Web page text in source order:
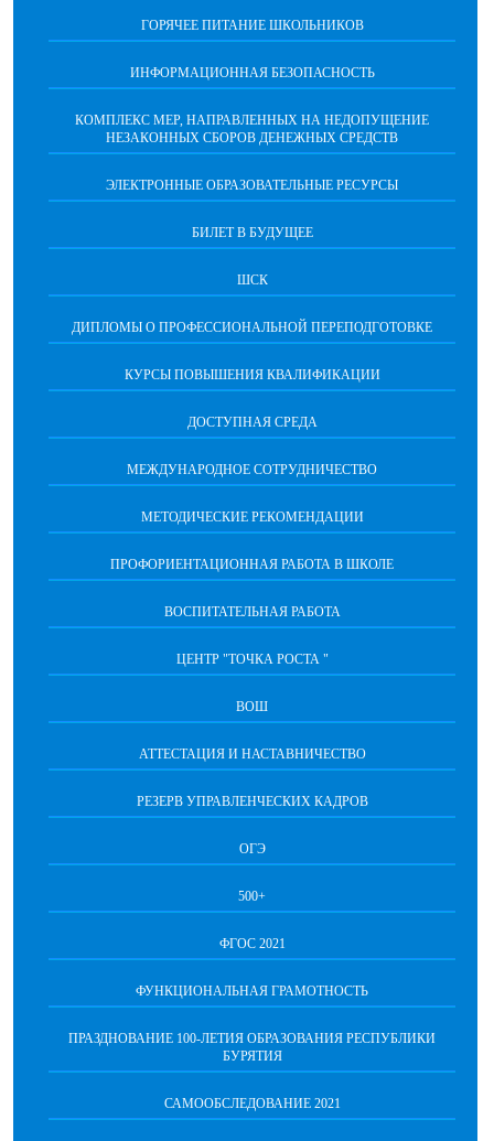
ГОРЯЧЕЕ ПИТАНИЕ ШКОЛЬНИКОВ
ИНФОРМАЦИОННАЯ БЕЗОПАСНОCТЬ
КОМПЛЕКС МЕР, НАПРАВЛЕННЫХ НА НЕДОПУЩЕНИЕ
НЕЗАКОННЫХ СБОРОВ ДЕНЕЖНЫХ СРЕДСТВ
ЭЛЕКТРОННЫЕ ОБРАЗОВАТЕЛЬНЫЕ РЕСУРСЫ
БИЛЕТ В БУДУЩЕЕ
ШСК
ДИПЛОМЫ О ПРОФЕССИОНАЛЬНОЙ ПЕРЕПОДГОТОВКЕ
КУРСЫ ПОВЫШЕНИЯ КВАЛИФИКАЦИИ
ДОСТУПНАЯ СРЕДА
МЕЖДУНАРОДНОЕ СОТРУДНИЧЕСТВО
МЕТОДИЧЕСКИЕ РЕКОМЕНДАЦИИ
ПРОФОРИЕНТАЦИОННАЯ РАБОТА В ШКОЛЕ
ВОСПИТАТЕЛЬНАЯ РАБОТА
ЦЕНТР "ТОЧКА РОСТА "
ВОШ
АТТЕСТАЦИЯ И НАСТАВНИЧЕСТВО
РЕЗЕРВ УПРАВЛЕНЧЕСКИХ КАДРОВ
ОГЭ
500+
ФГОС 2021
ФУНКЦИОНАЛЬНАЯ ГРАМОТНОСТЬ
ПРАЗДНОВАНИЕ 100-ЛЕТИЯ ОБРАЗОВАНИЯ РЕСПУБЛИКИ
БУРЯТИЯ
САМООБСЛЕДОВАНИЕ 2021